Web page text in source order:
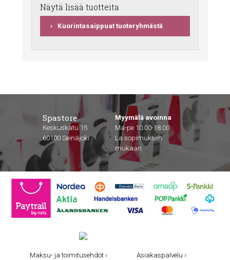
Näytä lisää tuotteita
Kuorintasaippuat tuoteryhmästä
Spastore
Keskuskatu 15
60100 Seinäjoki
Myymälä avoinna
Ma-pe 10.00-18.00
La sopimuksen
mukaan
Maksu- ja toimitusehdot › Asiakaspalvelu ›